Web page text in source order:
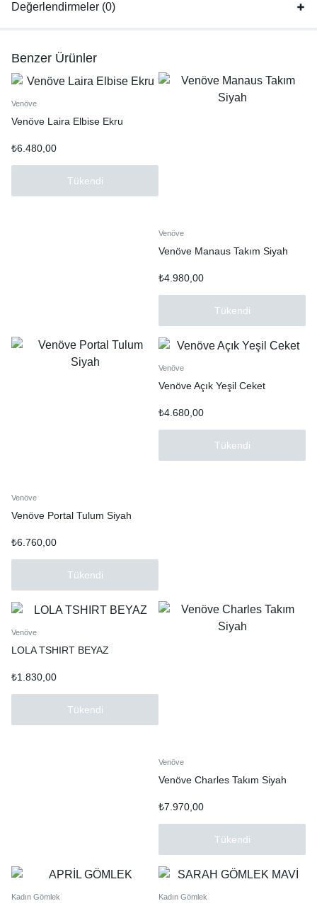
Değerlendirmeler (0)
Benzer Ürünler
Venöve
Venöve Laira Elbise Ekru
₺6.480,00
Tükendi
Venöve
Venöve Manaus Takım Siyah
₺4.980,00
Tükendi
Venöve
Venöve Portal Tulum Siyah
₺6.760,00
Tükendi
Venöve
Venöve Açık Yeşil Ceket
₺4.680,00
Tükendi
Venöve
LOLA TSHIRT BEYAZ
₺1.830,00
Tükendi
Venöve
Venöve Charles Takım Siyah
₺7.970,00
Tükendi
Kadın Gömlek Kadın Gömlek